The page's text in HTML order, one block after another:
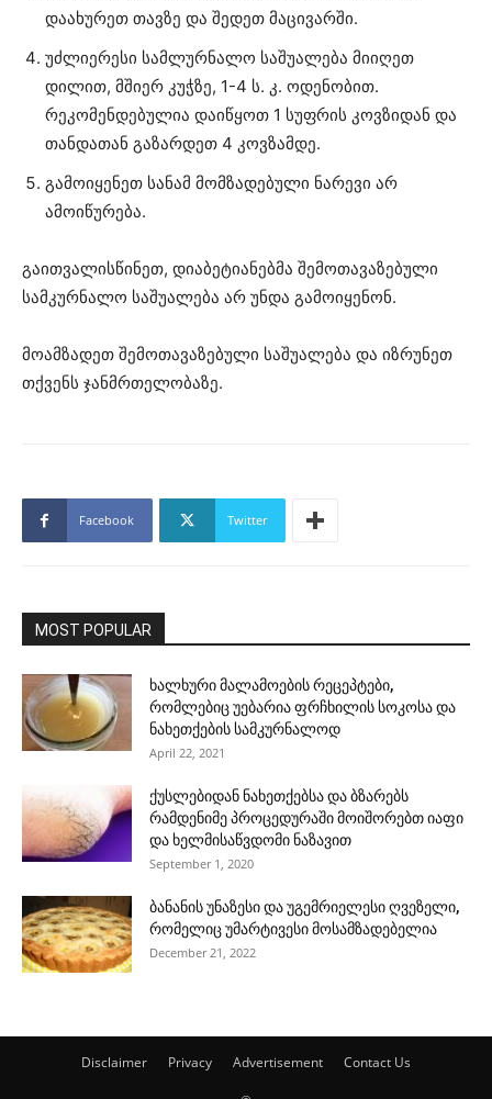
დაახურეთ თავზე და შედეთ მაცივარში.
უძლიერესი სამლურნალო საშუალება მიიღეთ
დილით, მშიერ კუჭზე, 1-4 ს. კ. ოდენობით.
რეკომენდებულია დაიწყოთ 1 სუფრის კოვზიდან და
თანდათან გაზარდეთ 4 კოვზამდე.
გამოიყენეთ სანამ მომზადებული ნარევი არ
ამოიწურება.
გაითვალისწინეთ, დიაბეტიანებმა შემოთავაზებული
სამკურნალო საშუალება არ უნდა გამოიყენონ.
მოამზადეთ შემოთავაზებული საშუალება და იზრუნეთ
თქვენს ჯანმრთელობაზე.
Facebook Twitter
MOST POPULAR
ხალხური მალამოების რეცეპტები,
რომლებიც უებარია ფრჩხილის სოკოსა და
ნახეთქების სამკურნალოდ
April 22, 2021
ქუსლებიდან ნახეთქებსა და ბზარებს
რამდენიმე პროცედურაში მოიშორებთ იაფი
და ხელმისაწვდომი ნაზავით
September 1, 2020
ბანანის უნაზესი და უგემრიელესი ღვეზელი,
რომელიც უმარტივესი მოსამზადებელია
December 21, 2022
Disclaimer Privacy Advertisement Contact Us